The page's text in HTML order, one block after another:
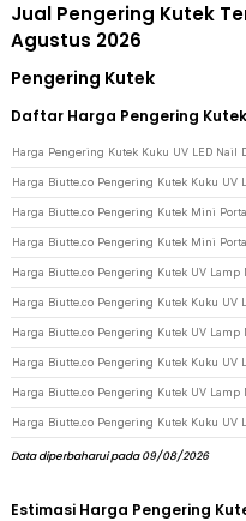
Jual Pengering Kutek
Agustus 2026
Pengering Kutek
Daftar Harga Pengering
Data diperbaharui pada 09/08/2026
Estimasi Harga Pengering